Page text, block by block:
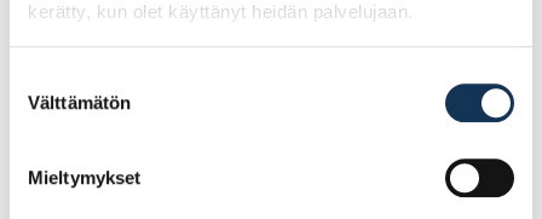
kerätty, kun olet käyttänyt heidän palvelujaan.
valinta
Välttämätön
Mieltymykset
15x18x3600 puuvalmis
mänty, varjolista
E.T. Listat, kattolista
15x18x3600 valkoinen